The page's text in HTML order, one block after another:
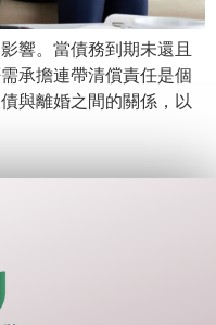
響。當債務到期未還且
承擔連帶清償責任是個
與離婚之間的關係，以